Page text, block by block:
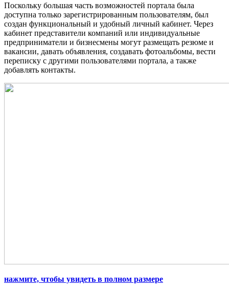
Поскольку большая часть возможностей портала была
доступна только зарегистрированным пользователям, был
создан функциональный и удобный личный кабинет. Через
кабинет представители компаний или индивидуальные
предприниматели и бизнесмены могут размещать резюме и
вакансии, давать объявления, создавать фотоальбомы, вести
переписку с другими пользователями портала, а также
добавлять контакты.
нажмите, чтобы увидеть в полном размере